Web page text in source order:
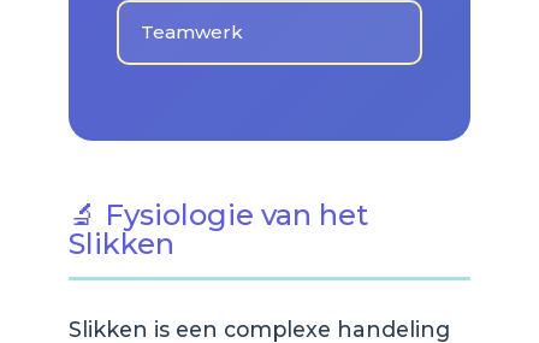
Teamwerk
🔬 Fysiologie van het
Slikken
Slikken is een complexe handeling